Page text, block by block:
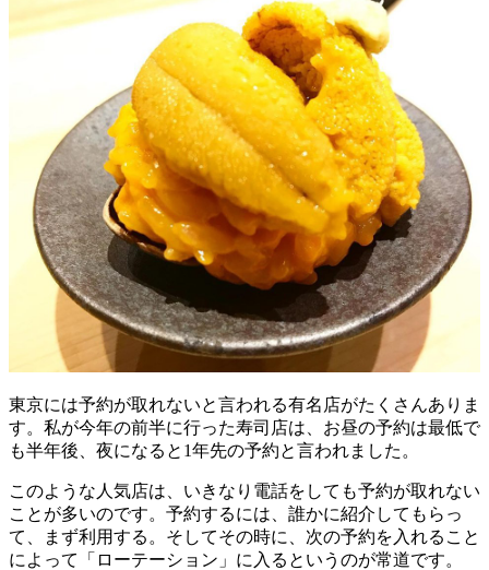
東京には予約が取れないと言われる有名店がたくさんありま
す。私が今年の前半に行った寿司店は、お昼の予約は最低で
も半年後、夜になると1年先の予約と言われました。
このような人気店は、いきなり電話をしても予約が取れない
ことが多いのです。予約するには、誰かに紹介してもらっ
て、まず利用する。そしてその時に、次の予約を入れること
によって「ローテーション」に入るというのが常道です。